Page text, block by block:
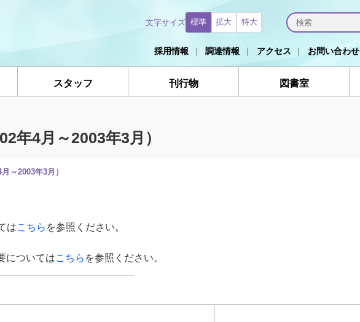
スタッフ 刊行物 図書室
文字サイズ 標準 拡大 特大
採用情報 調達情報 アクセス お問い合わせ
年4月～2003年3月）
～2003年3月）
はこちら を参照ください。
ついてはこちら を参照ください。